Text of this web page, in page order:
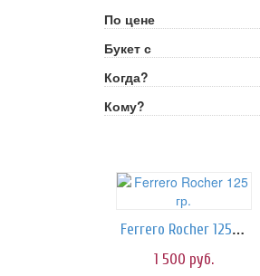
По цене
Букет с
Когда?
Кому?
Ferrero Rocher 125 гр.
1 500 руб.